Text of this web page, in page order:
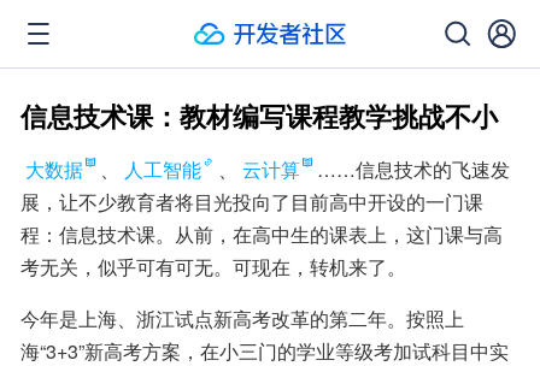
信息技术课：教材编写课程教学挑战不小
大数据 、 人工智能 、 云计算
……信息技术的飞速发
展，让不少教育者将目光投向了目前高中开设的一门课
程：信息技术课。从前，在高中生的课表上，这门课与高
考无关，似乎可有可无。可现在，转机来了。
今年是上海、浙江试点新高考改革的第二年。按照上
海“3+3”新高考方案，在小三门的学业等级考加试科目中实